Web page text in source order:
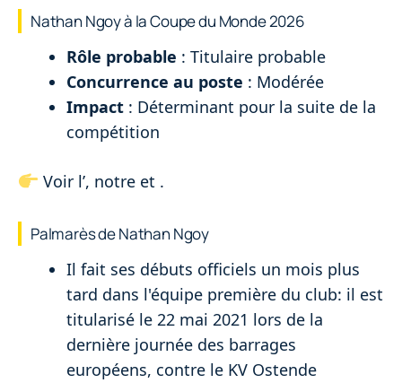
Nathan Ngoy à la Coupe du Monde 2026
Rôle probable : Titulaire probable
Concurrence au poste : Modérée
Impact : Déterminant pour la suite de la
compétition
Voir l’, notre et .
Palmarès de Nathan Ngoy
Il fait ses débuts officiels un mois plus
tard dans l'équipe première du club: il est
titularisé le 22 mai 2021 lors de la
dernière journée des barrages
européens, contre le KV Ostende